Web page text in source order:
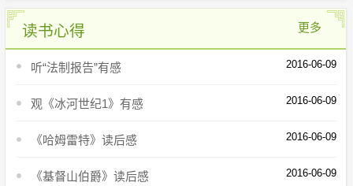
读书心得 更多
听“法制报告”有感 2016-06-09
观《冰河世纪1》有感 2016-06-09
《哈姆雷特》读后感 2016-06-09
《基督山伯爵》读后感 2016-06-09